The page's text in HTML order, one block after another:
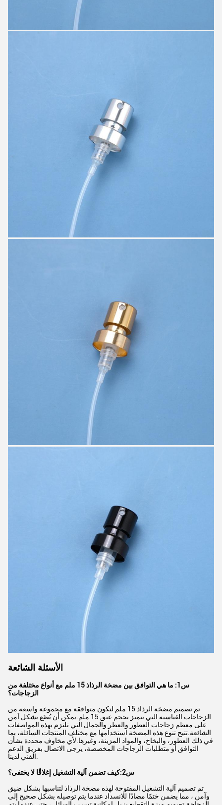
الأسئلة الشائعة
س1: ما هي التوافق بين مضخة الرذاذ 15 ملم مع أنواع مختلفة من
الزجاجات؟
تم تصميم مضخة الرذاذ 15 ملم لتكون متوافقة مع مجموعة واسعة من
الزجاجات القياسية التي تتميز بحجم عنق 15 ملم.
يمكن أن يُضَع بشكل آمن
على معظم زجاجات العطور والعطر والجمال التي تلتزم بهذه المواصفات
الشائعة.تتيح تنوع هذه المضخة استخدامها مع مختلف المنتجات السائلة، بما
في ذلك العطور، والبخاخ، والمواد المزينة، وغيرها.لأي مخاوف محددة بشأن
التوافق أو متطلبات الزجاجات المخصصة، يرجى الاتصال بفريق الدعم
الفني لدينا.
س2:كيف تضمن آلية التشغيل إغلاقًا لا يختفي؟
تم تصميم آلية التشغيل المفتوحة لهذه مضخة الرذاذ لتناسبها بشكل ضيق
وآمن ، مما يضمن ختمًا مضادًا للانسداد عندما يتم توصيله بشكل صحيح إلى